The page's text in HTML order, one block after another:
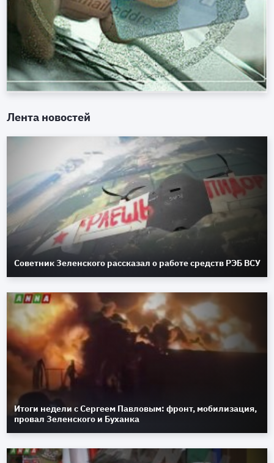
Лента новостей
Советник Зеленского рассказал о работе средств РЭБ ВСУ
Итоги недели с Сергеем Павловым: фронт, мобилизация,
провал Зеленского и Буханка